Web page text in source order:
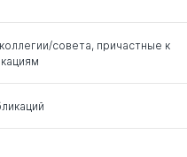
совета, причастные к